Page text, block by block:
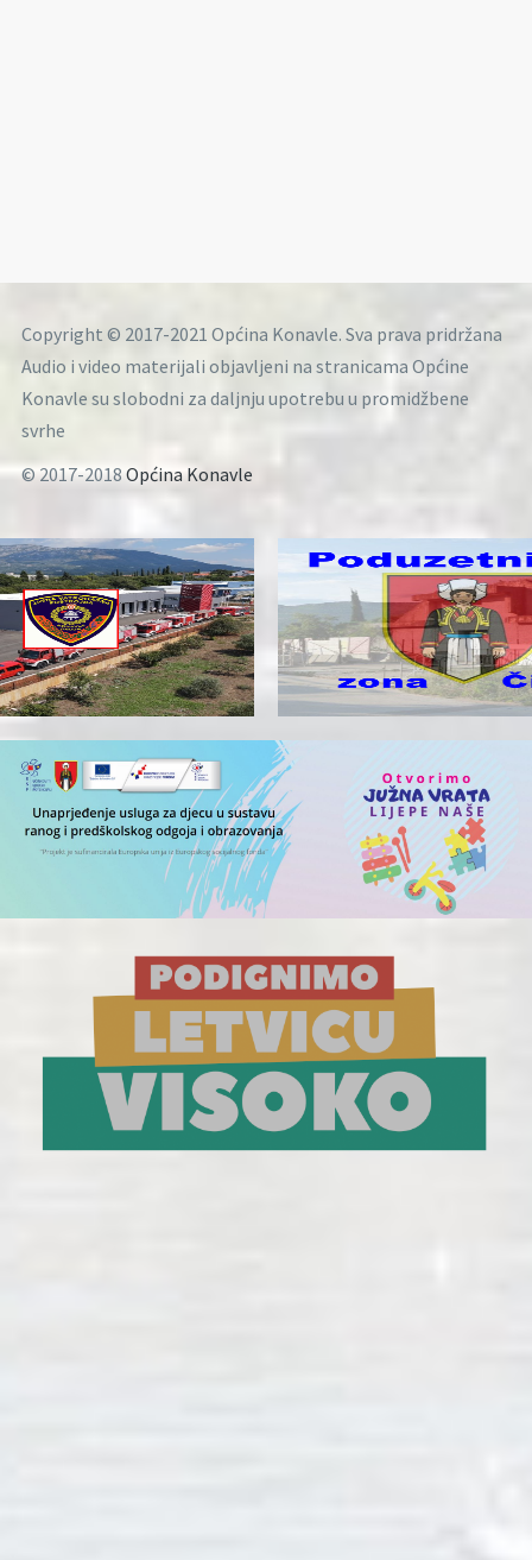
Copyright © 2017-2021 Općina Konavle. Sva prava pridržana
Audio i video materijali objavljeni na stranicama Općine
Konavle su slobodni za daljnju upotrebu u promidžbene
svrhe
© 2017-2018 Općina Konavle